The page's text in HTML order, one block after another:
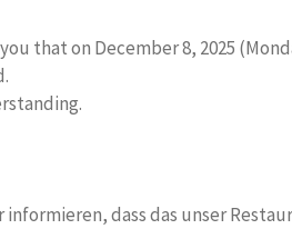
that on December 8, 2025
dass das unser